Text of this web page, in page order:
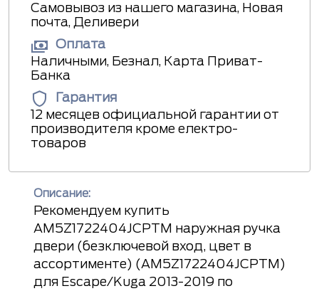
Самовывоз из нашего магазина, Новая
почта, Деливери
Оплата
Наличными, Безнал, Карта Приват-
Банка
Гарантия
12 месяцев официальной гарантии от
производителя кроме електро-
товаров
Описание:
Рекомендуем купить
AM5Z1722404JCPTM наружная ручка
двери (безключевой вход, цвет в
ассортименте) (AM5Z1722404JCPTM)
для Escape/Kuga 2013-2019 по